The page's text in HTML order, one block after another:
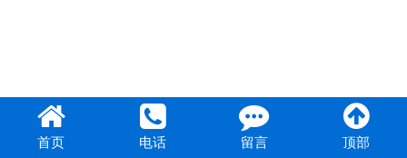
首页 电话 留言 顶部